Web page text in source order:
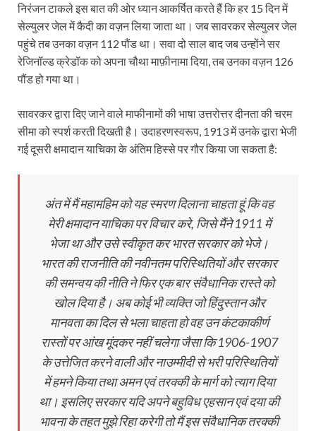
निरंजन टाकले इस बात की ओर ध्यान आकर्षित करते हैं कि हर 15 दिन में
सेल्युलर जेल में कैदी का वज़न लिया जाता था। जब सावरकर सेल्युलर जेल
पहुंचे तब उनका वज़न 112 पौंड था। सवा दो साल बाद जब उन्होंने सर
रेजिनॉल्ड क्रेडॉक को अपना चौथा माफ़ीनामा दिया, तब उनका वज़न 126
पौंड हो गया था।
सावरकर द्वारा दिए जाने वाले माफीनामों की भाषा उत्तरोत्तर दीनता की चरम
सीमा को स्पर्श करती दिखती है। उदाहरणस्वरूप, 1913 में उनके द्वारा भेजी
गई दूसरी क्षमादान याचिका के अंतिम हिस्से पर गौर किया जा सकता है:
अंत में मैं महामहिम को यह स्मरण दिलाना चाहता हूं कि वह
मेरी क्षमादान याचिका पर विचार करे, जिसे मैंने 1911 में
भेजा था और उसे स्वीकृत कर भारत सरकार को भेजे।
भारत की राजनीति की नवीनतम परिस्थितियों और सरकार
की समन्वय की नीति ने फिर एक बार संवैधानिक रास्ते को
खोल दिया है। अब कोई भी व्यक्ति जो हिंदुस्तान और
मानवता का दिल से भला चाहता हो वह उन कंटकाकीर्ण
रास्तों पर आंख मूंदकर नहीं चलेगा जैसा कि 1906-1907
के उत्तेजित करने वाली और नाउम्मीदी से भरी परिस्थितियों
में हमने किया तथा अमन एवं तरक्की के मार्ग को त्याग दिया
था। इसलिए सरकार यदि अपने बहुविध एहसान एवं दया की
भावना के तहत मुझे रिहा करेगी तो मैं इस संवैधानिक तरक्की